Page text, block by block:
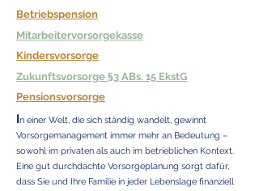
Betriebspension
Mitarbeitervorsorgekasse
Kindersvorsorge
Zukunftsvorsorge §3 ABs. 15 EkstG
Pensionsvorsorge
In einer Welt, die sich ständig wandelt, gewinnt
Vorsorgemanagement immer mehr an Bedeutung –
sowohl im privaten als auch im betrieblichen Kontext.
Eine gut durchdachte Vorsorgeplanung sorgt dafür,
dass Sie und Ihre Familie in jeder Lebenslage finanziell